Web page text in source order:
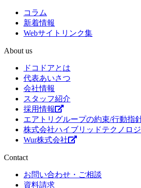
コラム
新着情報
Webサイトリンク集
About us
ドコドアとは
代表あいさつ
会社情報
スタッフ紹介
採用情報
エアトリグループの約束/行動指
株式会社ハイブリッドテクノロ
Wur株式会社
Contact
お問い合わせ・ご相談
資料請求